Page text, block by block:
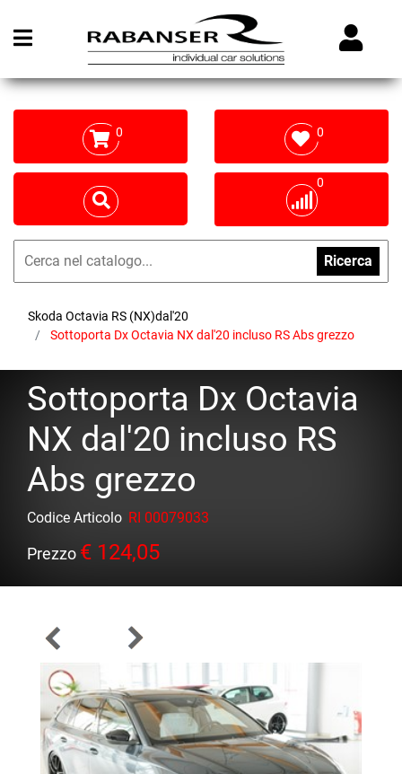
Open menu
0 0
0
Ricerca
Skoda Octavia RS (NX)dal'20
Sottoporta Dx Octavia NX dal'20 incluso RS Abs grezzo
Sottoporta Dx Octavia
NX dal'20 incluso RS
Abs grezzo
Codice Articolo RI 00079033
Prezzo € 124,05